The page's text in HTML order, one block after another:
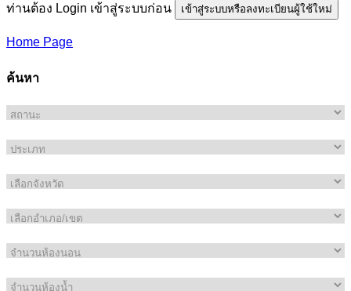
ท่านต้อง Login เข้าสู่ระบบก่อน เข้าสู่ระบบหรือลงทะเบียนผู้ใช้ใหม่
Home Page
ค้นหา